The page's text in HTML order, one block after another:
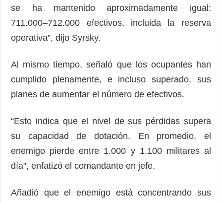
se ha mantenido aproximadamente igual:
711.000–712.000 efectivos, incluida la reserva
operativa”, dijo Syrsky.
Al mismo tiempo, señaló que los ocupantes han
cumplido plenamente, e incluso superado, sus
planes de aumentar el número de efectivos.
“Esto indica que el nivel de sus pérdidas supera
su capacidad de dotación. En promedio, el
enemigo pierde entre 1.000 y 1.100 militares al
día”, enfatizó el comandante en jefe.
Añadió que el enemigo está concentrando sus